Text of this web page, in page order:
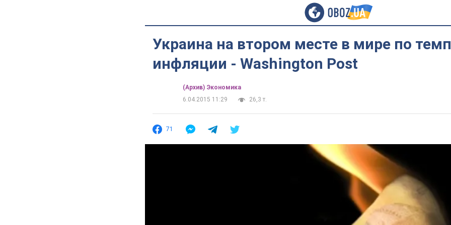
Украина на втором месте в мире по
инфляции - Washington Post
(Архив) Экономика
6.04.2015 11:29
26,3 т.
71